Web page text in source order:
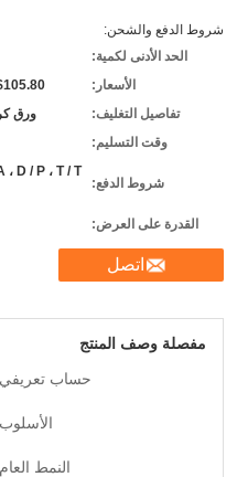
شروط الدفع والشحن:
الحد الأدنى لكمية:
الأسعار:
Per Square Meter
تفاصيل التغليف:
ورق
وقت التسليم:
شروط الدفع:
القدرة على العرض:
اتصل
مفصلة وصف المنتج
حساب
النمط